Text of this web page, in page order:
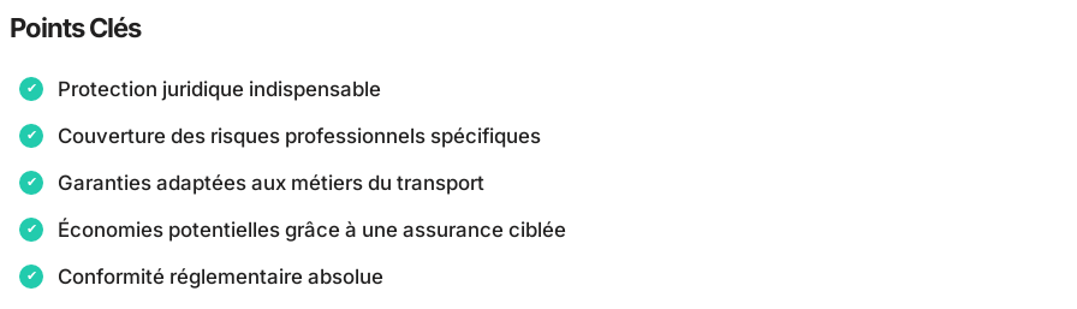
Points Clés
Protection juridique indispensable
Couverture des risques professionnels spécifiques
Garanties adaptées aux métiers du transport
Économies potentielles grâce à une assurance ciblée
Conformité réglementaire absolue